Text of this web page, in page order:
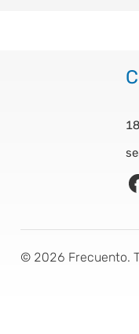
© 2026 Frecuento.